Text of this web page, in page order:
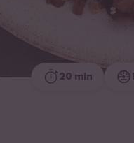
20 min